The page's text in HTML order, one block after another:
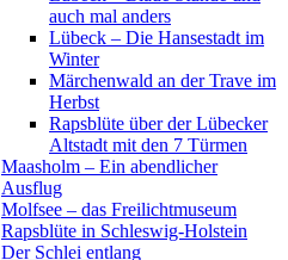
auch mal anders
Lübeck – Die Hansestadt im
Winter
Märchenwald an der Trave im
Herbst
Rapsblüte über der Lübecker
Altstadt mit den 7 Türmen
Maasholm – Ein abendlicher
Ausflug
Molfsee – das Freilichtmuseum
Rapsblüte in Schleswig-Holstein
Der Schlei entlang